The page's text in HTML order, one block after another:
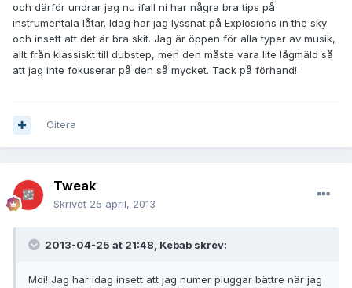
och därför undrar jag nu ifall ni har några bra tips på
instrumentala låtar. Idag har jag lyssnat på Explosions in the sky
och insett att det är bra skit. Jag är öppen för alla typer av musik,
allt från klassiskt till dubstep, men den måste vara lite lågmäld så
att jag inte fokuserar på den så mycket. Tack på förhand!
Citera
Tweak
Skrivet 25 april, 2013
2013-04-25 at 21:48, Kebab skrev:
Moi! Jag har idag insett att jag numer pluggar bättre när jag